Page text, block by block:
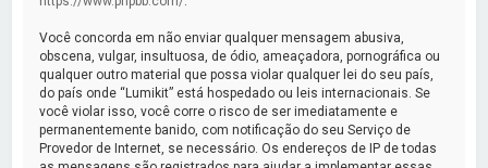
Você concorda em não enviar qualquer mensagem abusiva,
obscena, vulgar, insultuosa, de ódio, ameaçadora, pornográfica ou
qualquer outro material que possa violar qualquer lei do seu país,
do país onde “Lumikit” está hospedado ou leis internacionais. Se
você violar isso, você corre o risco de ser imediatamente e
permanentemente banido, com notificação do seu Serviço de
Provedor de Internet, se necessário. Os endereços de IP de todas